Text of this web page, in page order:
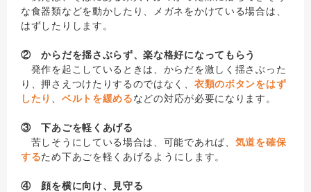
な食器類などを動かしたり、メガネをかけている場合は、
はずしたりします。
② からだを揺さぶらず、楽な格好になってもらう
発作を起こしているときは、からだを激しく揺さぶった
り、押さえつけたりするのではなく、 衣類のボタンをはず
したり
ベルトを緩めるなどの対応が必要になります。
③ 下あごを軽くあげる
苦しそうにしている場合は、可能であれば、 気道を確保
するため下あごを軽くあげるようにします。
④ 顔を横に向け、見守る